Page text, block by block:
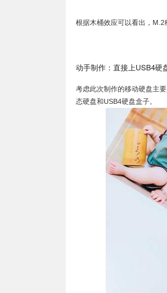
根据木桶效应可以看出，M.2
动手制作：直接上USB4硬
考虑此次制作的移动硬盘主
态硬盘和USB4硬盘盒子。